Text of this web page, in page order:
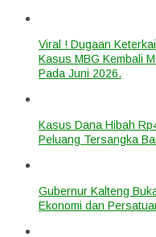
Viral ! Dugaan
Kasus MBG Kembali
Pada Juni 2026.
Kasus Dana Hibah
Peluang Tersangka
Gubernur Kalteng
Ekonomi dan